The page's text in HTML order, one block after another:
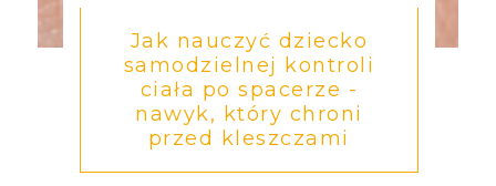
Jak nauczyć dziecko
samodzielnej kontroli
ciała po spacerze -
nawyk, który chroni
przed kleszczami